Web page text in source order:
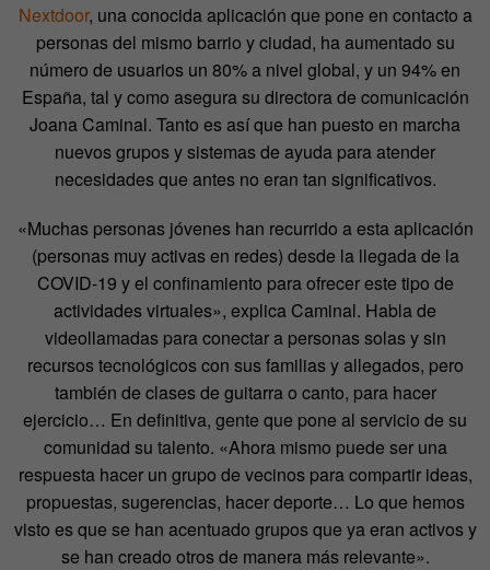
Nextdoor, una conocida aplicación que pone en contacto a
personas del mismo barrio y ciudad, ha aumentado su
número de usuarios un 80% a nivel global, y un 94% en
España, tal y como asegura su directora de comunicación
Joana Caminal. Tanto es así que han puesto en marcha
nuevos grupos y sistemas de ayuda para atender
necesidades que antes no eran tan significativos.
«Muchas personas jóvenes han recurrido a esta aplicación
(personas muy activas en redes) desde la llegada de la
COVID-19 y el confinamiento para ofrecer este tipo de
actividades virtuales», explica Caminal. Habla de
videollamadas para conectar a personas solas y sin
recursos tecnológicos con sus familias y allegados, pero
también de clases de guitarra o canto, para hacer
ejercicio… En definitiva, gente que pone al servicio de su
comunidad su talento. «Ahora mismo puede ser una
respuesta hacer un grupo de vecinos para compartir ideas,
propuestas, sugerencias, hacer deporte… Lo que hemos
visto es que se han acentuado grupos que ya eran activos y
se han creado otros de manera más relevante».